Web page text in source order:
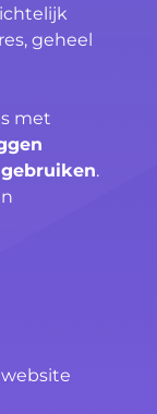
geheel
met
.